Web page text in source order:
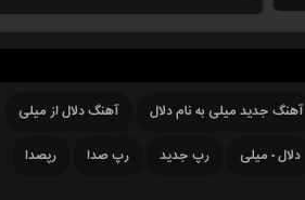
آهنگ جدید میلی به نام دلال
آهنگ دلال از میلی
دلال - میلی رپ جدید رپ صدا
رپصدا